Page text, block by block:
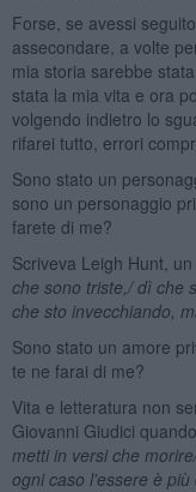
Forse, se avessi
assecondare, a volte
mia storia sarebbe
stata la mia vita e ora
volgendo indietro lo
rifarei tutto, errori
Sono stato un
sono un personaggio
farete di me?
Scriveva Leigh Hunt,
che sono triste,/ dì che
che sto invecchiando,
Sono stato un amore
te ne farai di me?
Vita e letteratura non
Giovanni Giudici
metti in versi che
ogni caso l'essere è più